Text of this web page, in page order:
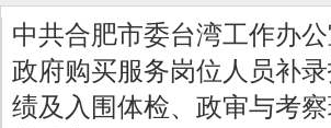
中共合肥市委台湾工作办
政府购买服务岗位人员补
绩及入围体检、政审与考